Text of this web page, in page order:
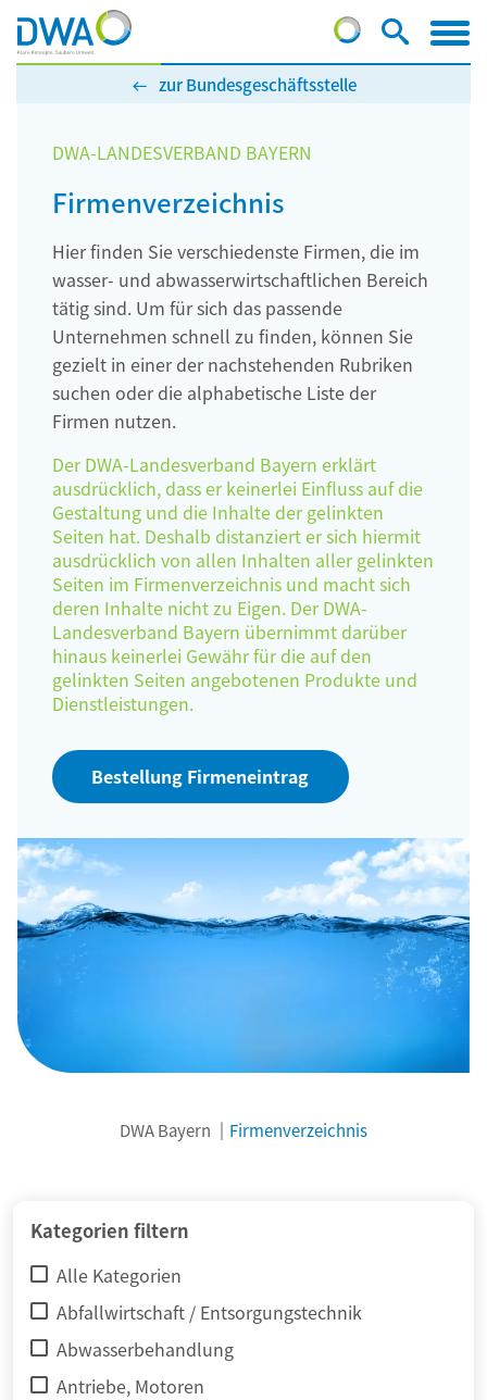
zur Bundesgeschäftsstelle
DWA-LANDESVERBAND BAYERN
Firmenverzeichnis
Hier finden Sie verschiedenste Firmen, die im
wasser- und abwasserwirtschaftlichen Bereich
tätig sind. Um für sich das passende
Unternehmen schnell zu finden, können Sie
gezielt in einer der nachstehenden Rubriken
suchen oder die alphabetische Liste der
Firmen nutzen.
Der DWA-Landesverband Bayern erklärt
ausdrücklich, dass er keinerlei Einfluss auf die
Gestaltung und die Inhalte der gelinkten
Seiten hat. Deshalb distanziert er sich hiermit
ausdrücklich von allen Inhalten aller gelinkten
Seiten im Firmenverzeichnis und macht sich
deren Inhalte nicht zu Eigen. Der DWA-
Landesverband Bayern übernimmt darüber
hinaus keinerlei Gewähr für die auf den
gelinkten Seiten angebotenen Produkte und
Dienstleistungen.
Bestellung Firmeneintrag
DWA Bayern Firmenverzeichnis
Kategorien filtern
Alle Kategorien
Abfallwirtschaft / Entsorgungstechnik
Abwasserbehandlung
Antriebe, Motoren